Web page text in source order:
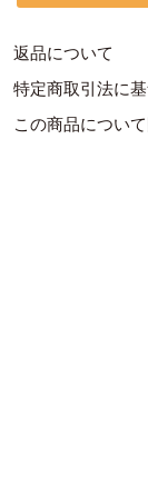
返品について
特定商取引法に
この商品につい